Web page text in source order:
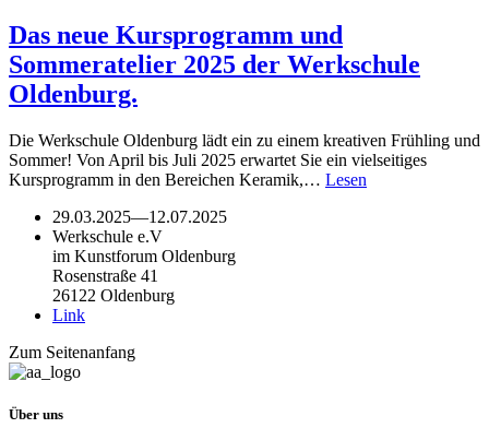
Das neue Kursprogramm und
Sommeratelier 2025 der Werkschule
Oldenburg.
Die Werkschule Oldenburg lädt ein zu einem kreativen Frühling und
Sommer! Von April bis Juli 2025 erwartet Sie ein vielseitiges
Kursprogramm in den Bereichen Keramik,… Lesen
29.03.2025—12.07.2025
Werkschule e.V
im Kunstforum Oldenburg
Rosenstraße 41
26122 Oldenburg
Link
Zum Seitenanfang
Über uns